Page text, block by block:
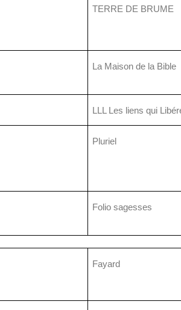
TERRE DE BRUME
La Maison de la Bible
LLL Les liens qui
Pluriel
Folio sagesses
Fayard